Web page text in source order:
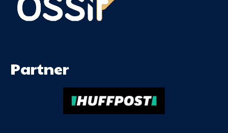
Partner